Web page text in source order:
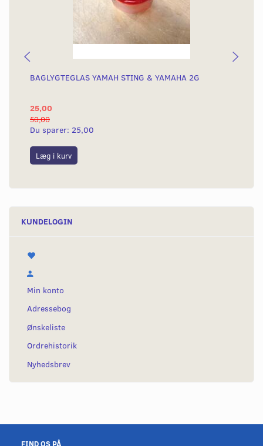
BAGLYGTEGLAS YAMAH STING & YAMAHA 2G
25,00
50,00
Du sparer: 25,00
Læg i kurv
KUNDELOGIN
Min konto
Adressebog
Ønskeliste
Ordrehistorik
Nyhedsbrev
FIND OS PÅ